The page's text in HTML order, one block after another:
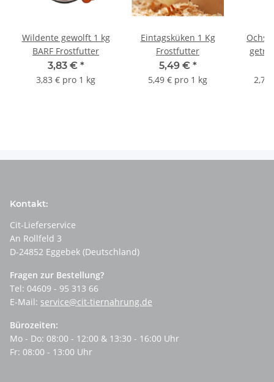
Wildente gewolft 1 kg
BARF Frostfutter
3,83 € *
3,83 € pro 1 kg
Eintagsküken 1 Kg
Frostfutter
5,49 € *
5,49 € pro 1 kg
2,75
Kontakt:
Cit-Lieferservice
An Rollfeld 3
D-24852 Eggebek (Deutschland)
Fragen zur Bestellung?
Tel: 04609 - 95 313 66
E-Mail: service@cit-tiernahrung.de
Bürozeiten:
Mo - Do: 08:00 - 12:00 & 13:30 - 16:00 Uhr
Fr: 08:00 - 13:00 Uhr